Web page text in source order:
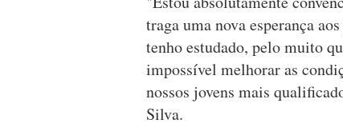
traga uma nova esperança
tenho estudado, pelo muito
impossível melhorar as
nossos jovens mais
Silva.